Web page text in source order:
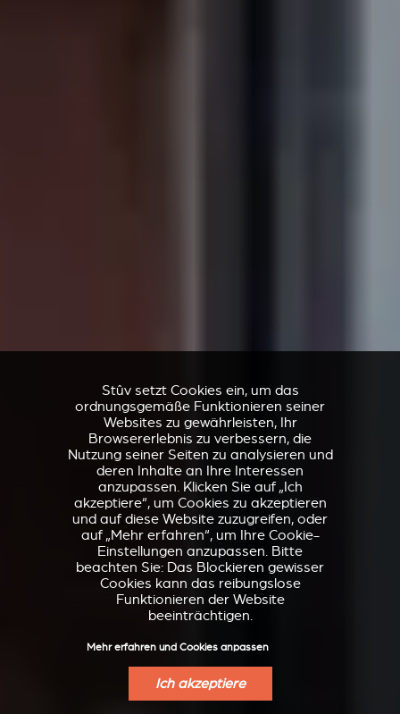
VERKLEIDUNGEN UND
ZUBEHÖRTEIL FÜR
Stûv setzt Cookies ein, um das
ordnungsgemäße Funktionieren seiner
Websites zu gewährleisten, Ihr
Browsererlebnis zu verbessern, die
Nutzung seiner Seiten zu analysieren und
deren Inhalte an Ihre Interessen
anzupassen. Klicken Sie auf „Ich
akzeptiere“, um Cookies zu akzeptieren
und auf diese Website zuzugreifen, oder
auf „Mehr erfahren“, um Ihre Cookie-
Einstellungen anzupassen. Bitte
beachten Sie: Das Blockieren gewisser
Cookies kann das reibungslose
Funktionieren der Website
beeinträchtigen.
Mehr erfahren und Cookies anpassen
Ich akzeptiere